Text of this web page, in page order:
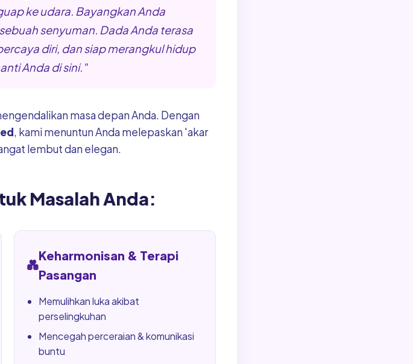
ke udara. Bayangkan Anda
senyuman. Dada Anda terasa
diri, dan siap merangkul hidup
Anda di sini."
masa depan Anda. Dengan
, kami menuntun Anda melepaskan 'akar
lembut dan elegan.
Masalah Anda:
💑
Keharmonisan & Terapi
Pasangan
Memulihkan luka akibat
perselingkuhan
Mencegah perceraian & komunikasi
buntu